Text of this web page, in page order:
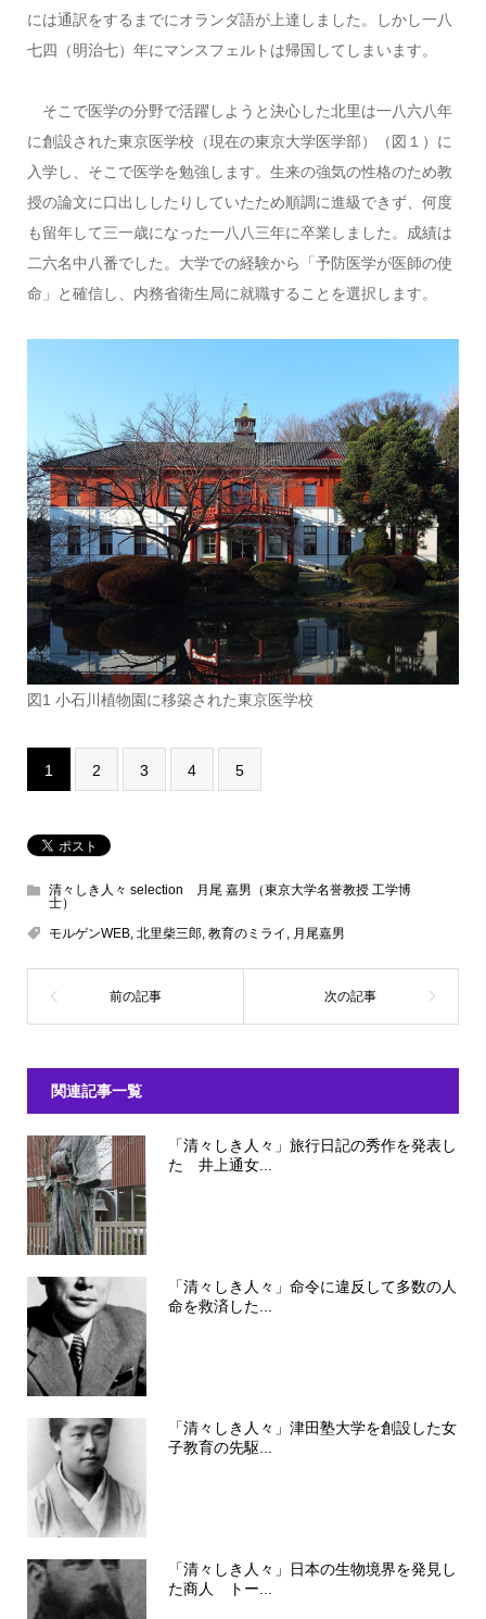
には通訳をするまでにオランダ語が上達しました。しかし一八
七四（明治七）年にマンスフェルトは帰国してしまいます。
そこで医学の分野で活躍しようと決心した北里は一八六八年
に創設された東京医学校（現在の東京大学医学部）（図１）に
入学し、そこで医学を勉強します。生来の強気の性格のため教
授の論文に口出ししたりしていたため順調に進級できず、何度
も留年して三一歳になった一八八三年に卒業しました。成績は
二六名中八番でした。大学での経験から「予防医学が医師の使
命」と確信し、内務省衛生局に就職することを選択します。
図1 小石川植物園に移築された東京医学校
1 2 3 4 5
清々しき人々 selection 月尾 嘉男（東京大学名誉教授 工学博
士）
モルゲンWEB, 北里柴三郎, 教育のミライ , 月尾嘉男
関連記事一覧
「清々しき人々」旅行日記の秀作を発表し
た 井上通女...
「清々しき人々」命令に違反して多数の人
命を救済した...
「清々しき人々」津田塾大学を創設した女
子教育の先駆...
「清々しき人々」日本の生物境界を発見し
た商人 トー...